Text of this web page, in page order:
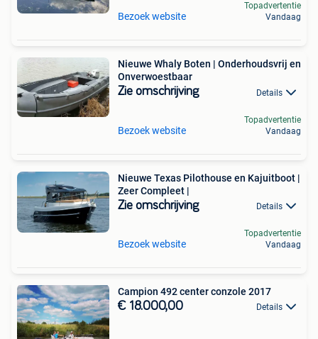
Bezoek website
Topadvertentie
Vandaag
Nieuwe Whaly Boten | Onderhoudsvrij en
Onverwoestbaar
Zie omschrijving Details
Bezoek website
Topadvertentie
Vandaag
Nieuwe Texas Pilothouse en Kajuitboot |
Zeer Compleet |
Zie omschrijving Details
Bezoek website
Topadvertentie
Vandaag
Campion 492 center conzole 2017
€ 18.000,00 Details